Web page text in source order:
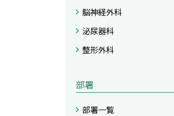
脳神経外科
泌尿器科
整形外科
部署
部署一覧